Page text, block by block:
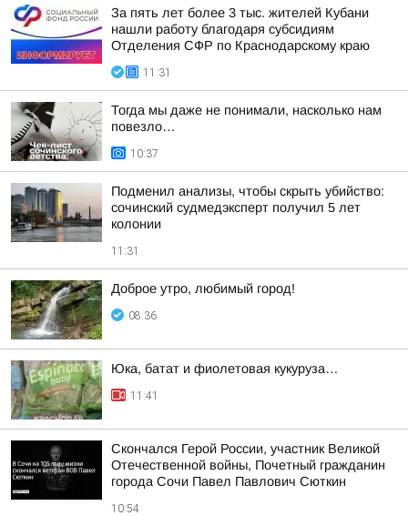
За пять лет более 3 тыс. жителей Кубани
нашли работу благодаря субсидиям
Отделения СФР по Краснодарскому краю
11:31
Тогда мы даже не понимали, насколько нам
повезло…
10:37
Подменил анализы, чтобы скрыть убийство:
сочинский судмедэксперт получил 5 лет
колонии
11:31
Доброе утро, любимый город!
08:36
Юка, батат и фиолетовая кукуруза…
11:41
Скончался Герой России, участник Великой
Отечественной войны, Почетный гражданин
города Сочи Павел Павлович Сюткин
10:54